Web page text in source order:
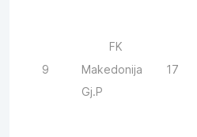
9
FK
Makedonija
Gj.P
17